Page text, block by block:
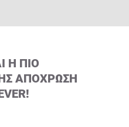
Η ΠΙΟ
ΑΠΌΧΡΩΣΗ